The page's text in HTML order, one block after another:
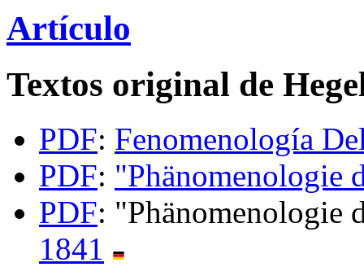
Artículo
Textos original de
PDF: Fenomenología
PDF: "Phänomenologie
PDF: "Phänomenologie
1841